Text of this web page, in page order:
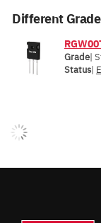
Different Grade
Grade|
Status|